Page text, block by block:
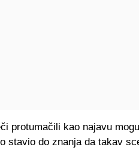
protumačili kao najavu
stavio do znanja da takav